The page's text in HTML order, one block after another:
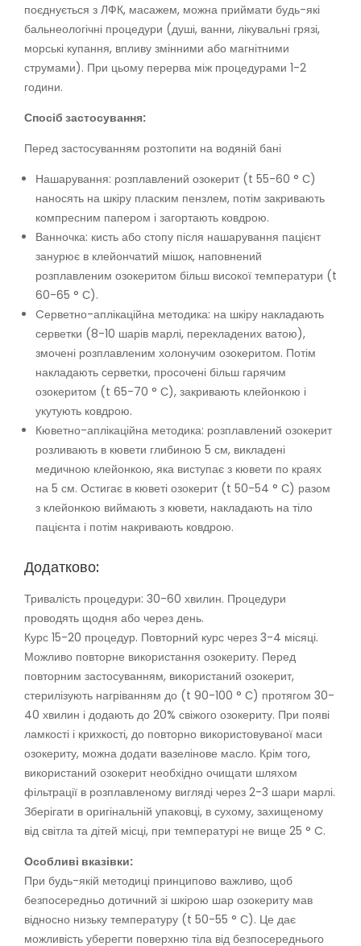
поєднується з ЛФК, масажем, можна приймати будь-які
бальнеологічні процедури (душі, ванни, лікувальні грязі,
морські купання, впливу змінними або магнітними
струмами). При цьому перерва між процедурами 1-2
години.
Спосіб застосування:
Перед застосуванням розтопити на водяній бані
Нашарування: розплавлений озокерит (t 55-60 ° С)
наносять на шкіру пласким пензлем, потім закривають
компресним папером і загортають ковдрою.
Ванночка: кисть або стопу після нашарування пацієнт
занурює в клейончатий мішок, наповнений
розплавленим озокеритом більш високої температури (t
60-65 ° С).
Cерветно-аплікаційна методика: на шкіру накладають
серветки (8-10 шарів марлі, перекладених ватою),
змочені розплавленим холонучим озокеритом. Потім
накладають серветки, просочені більш гарячим
озокеритом (t 65-70 ° С), закривають клейонкою і
укутують ковдрою.
Кюветно-аплікаційна методика: розплавлений озокерит
розливають в кювети глибиною 5 см, викладені
медичною клейонкою, яка виступає з кювети по краях
на 5 см. Остигає в кюветі озокерит (t 50-54 ° С) разом
з клейонкою виймають з кювети, накладають на тіло
пацієнта і потім накривають ковдрою.
Додатково:
Тривалість процедури: 30-60 хвилин. Процедури
проводять щодня або через день.
Курс 15-20 процедур. Повторний курс через 3-4 місяці.
Можливо повторне використання озокериту. Перед
повторним застосуванням, використаний озокерит,
стерилізують нагріванням до (t 90-100 ° С) протягом 30-
40 хвилин і додають до 20% свіжого озокериту. При появі
ламкості і крихкості, до повторно використовуваної маси
озокериту, можна додати вазелінове масло. Крім того,
використаний озокерит необхідно очищати шляхом
фільтрації в розплавленому вигляді через 2-3 шари марлі.
Зберігати в оригінальній упаковці, в сухому, захищеному
від світла та дітей місці, при температурі не вище 25 ° C.
Особливі вказівки:
При будь-якій методиці принципово важливо, щоб
безпосередньо дотичний зі шкірою шар озокериту мав
відносно низьку температуру (t 50-55 ° С). Це дає
можливість уберегти поверхню тіла від безпосереднього